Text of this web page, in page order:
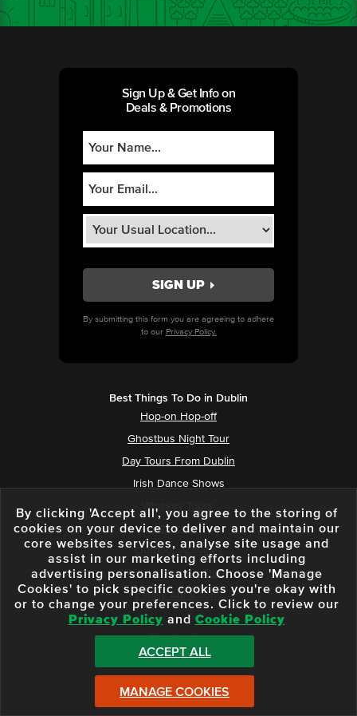
Sign Up & Get Info on
Deals & Promotions
By submitting this form you are agreeing to adhere
to our Privacy Policy.
Best Things To Do in Dublin
Hop-on Hop-off
Ghostbus Night Tour
Day Tours From Dublin
Irish Dance Shows
Whiskey Tours
Attractions
Outdoor Activities
Walking Tours in Dublin
Family Attractions
Bus Service
Airlink Express
By clicking 'Accept all', you agree to the storing of
cookies on your device to deliver and maintain our
core websites services, analyse site usage and
assist in our marketing efforts including
advertising personalisation. Choose 'Manage
Cookies' to pick specific cookies you're okay with
or to change your preferences. Click to review our
Privacy Policy and Cookie Policy
ACCEPT ALL
MANAGE COOKIES